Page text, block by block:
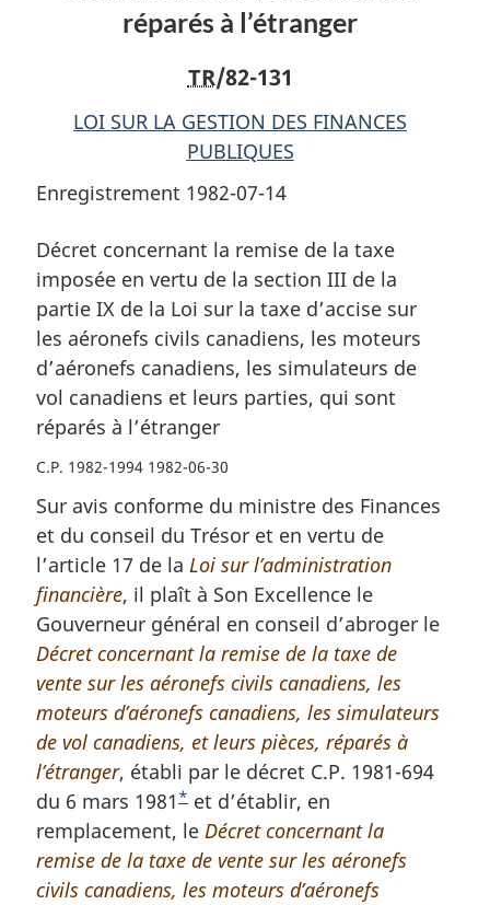
d’aéronefs
et
les
simulateurs
de
vol
réparés
à
l’étranger
moteurs
canadiens
et
les
simulateurs
de
canadiens
réparés
à
l’étranger
moteurs
et
les
canadiens
réparés
à
l’étranger
réparés à l’étranger
TR/82-131
LOI SUR LA GESTION DES FINANCES
PUBLIQUES
Enregistrement 1982-07-14
Décret concernant la remise de la taxe
imposée en vertu de la section III de la
partie IX de la Loi sur la taxe d’accise sur
les aéronefs civils canadiens, les moteurs
d’aéronefs canadiens, les simulateurs de
vol canadiens et leurs parties, qui sont
réparés à l’étranger
C.P. 1982-1994 1982-06-30
Sur avis conforme du ministre des Finances
et du conseil du Trésor et en vertu de
l’article 17 de la Loi sur l’administration
financière, il plaît à Son Excellence le
Gouverneur général en conseil d’abroger le
Décret concernant la remise de la taxe de
vente sur les aéronefs civils canadiens, les
moteurs d’aéronefs canadiens, les simulateurs
de vol canadiens, et leurs pièces, réparés à
l’étranger, établi par le décret C.P. 1981-694
du 6 mars 1981N
o
t
e
* et d’établir, en
remplacement, le Décret concernant la
remise de la taxe de vente sur les aéronefs
civils canadiens, les moteurs d’aéronefs